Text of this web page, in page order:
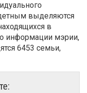
выделяются
в
информации мэрии,
6453 семьи,